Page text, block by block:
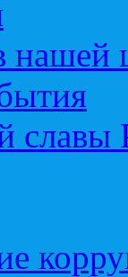
нашей
славы